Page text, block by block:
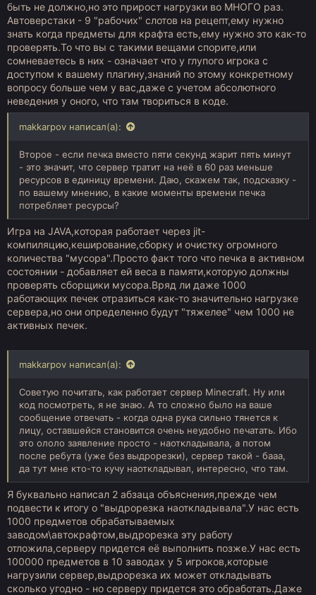
быть не должно,но это прирост нагрузки во МНОГО раз.
Автоверстаки - 9 "рабочих" слотов на рецепт,ему нужно
знать когда предметы для крафта есть,ему нужно это как-то
проверять.То что вы с такими вещами спорите,или
сомневаетесь в них - означает что у глупого игрока с
доступом к вашему плагину,знаний по этому конкретному
вопросу больше чем у вас,даже с учетом абсолютного
неведения у оного, что там твориться в коде.
makkarpov написал(а):
Второе - если печка вместо пяти секунд жарит пять минут
- это значит, что сервер тратит на неё в 60 раз меньше
ресурсов в единицу времени. Даю, скажем так, подсказку -
по вашему мнению, в какие моменты времени печка
потребляет ресурсы?
Игра на JAVA,которая работает через jit-
компиляцию,кеширование,сборку и очистку огромного
количества "мусора".Просто факт того что печка в активном
состоянии - добавляет ей веса в памяти,которую должны
проверять сборщики мусора.Вряд ли даже 1000
работающих печек отразиться как-то значительно нагрузке
сервера,но они определенно будут "тяжелее" чем 1000 не
активных печек.
makkarpov написал(а):
Советую почитать, как работает сервер Minecraft. Ну или
код посмотреть, я не знаю. А то сложно было на ваше
сообщение отвечать - когда одна рука сильно тянется к
лицу, оставшейся становится очень неудобно печатать. Ибо
это ололо заявление просто - наоткладывала, а потом
после ребута (уже без выдрорезки), сервер такой - бааа,
да тут мне кто-то кучу наоткладывал, интересно, что там.
Я буквально написал 2 абзаца объяснения,прежде чем
подвести к итогу о "выдрорезка наоткладывала".У нас есть
1000 предметов обрабатываемых
заводом\автокрафтом,выдрорезка эту работу
отложила,серверу придется её выполнить позже.У нас есть
100000 предметов в 10 заводах у 5 игроков,которые
нагрузили сервер,выдрорезка их может откладывать
сколько угодно - но серверу придется это обработать.Даже